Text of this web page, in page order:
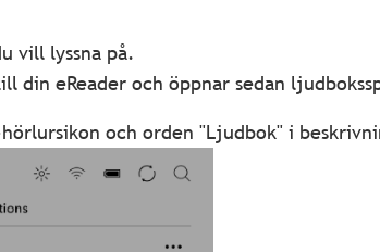
vill lyssna på.
din eReader och öppnar sedan
och orden "Ljudbok" i